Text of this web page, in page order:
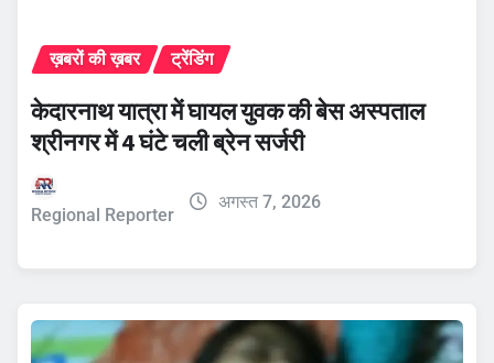
ख़बरों की ख़बर ट्रेंडिंग
केदारनाथ यात्रा में घायल युवक की बेस अस्पताल
श्रीनगर में 4 घंटे चली ब्रेन सर्जरी
Regional Reporter
अगस्त 7, 2026